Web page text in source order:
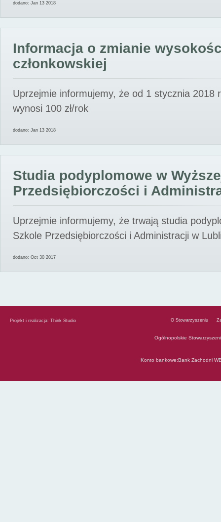
dodano: Jan 13 2018
Informacja o zmianie
członkowskiej
Uprzejmie informujemy, że od 1 stycznia 2018
wynosi 100 zł/rok
dodano: Jan 13 2018
Studia podyplomowe w
Przedsiębiorczości i
Uprzejmie informujemy, że trwają studia
Szkole Przedsiębiorczości i Administracji w
dodano: Oct 30 2017
Projekt i realizacja: Think Studio O Stowarzyszeniu
Ogólnopolskie
Konto bankowe:Bank Zachodni